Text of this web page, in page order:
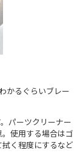
かるぐらいブレー
パーツクリーナー
使用する場合はゴ
く程度にするなど